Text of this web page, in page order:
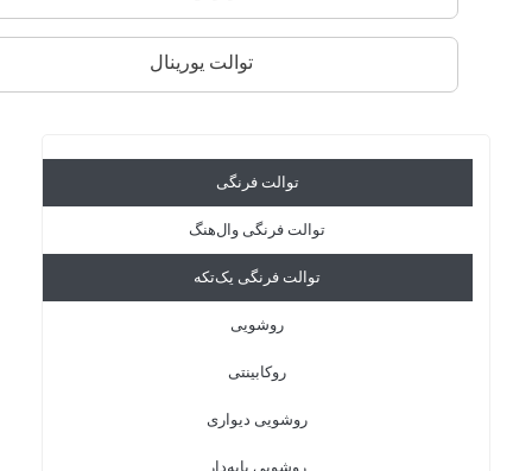
توالت یورینال
توالت فرنگی
توالت فرنگی وال‌هنگ
توالت فرنگی یک‌تکه
روشویی
روکابینتی
روشویی دیواری
روشویی پایه‌دار